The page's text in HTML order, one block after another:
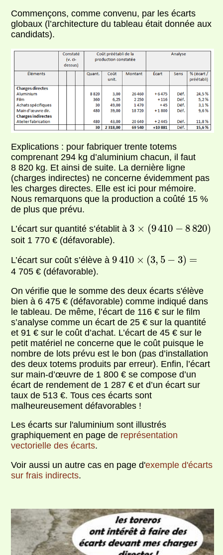
Commençons, comme convenu, par les écarts
globaux (l’architecture du tableau était donnée aux
candidats).
Explications : pour fabriquer trente totems
comprenant 294 kg d’aluminium chacun, il faut
8 820 kg. Et ainsi de suite. La dernière ligne
(charges indirectes) ne concerne évidemment pas
les charges directes. Elle est ici pour mémoire.
Nous remarquons que la production a coûté 15 %
de plus que prévu.
L’écart sur quantité s’établit à 3 × (9410 − 8 820)
3 × ( 9410− 820)
soit 1 770 € (défavorable).
L’écart sur coût s’élève à 9410 × (3, 5 − 3)
9 410 × ( 3,5 − =
=
4 705 € (défavorable).
On vérifie que le somme des deux écarts s'élève
bien à 6 475 € (défavorable) comme indiqué dans
le tableau. De même, l’écart de 116 € sur le film
s’analyse comme un écart de 25 € sur la quantité
et 91 € sur le coût d’achat. L’écart de 45 € sur le
petit matériel ne concerne que le coût puisque le
nombre de lots prévu est le bon (pas d’installation
des deux totems produits par erreur). Enfin, l’écart
sur main-d’œuvre de 1 800 € se compose d’un
écart de rendement de 1 287 € et d’un écart sur
taux de 513 €. Tous ces écarts sont
malheureusement défavorables !
Les écarts sur l'aluminium sont illustrés
graphiquement en page de représentation
vectorielle des écarts.
Voir aussi un autre cas en page d'exemple d'écarts
sur frais indirects.